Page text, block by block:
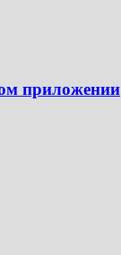
приложении